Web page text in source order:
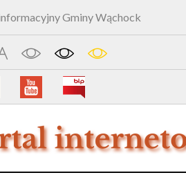
Gminy Wąchock